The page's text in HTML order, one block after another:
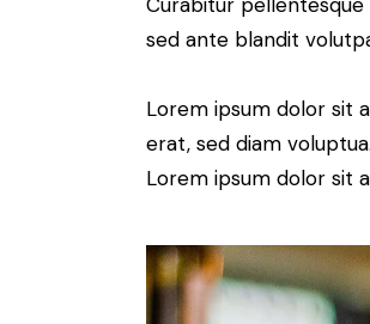
sed ante blandit
Lorem ipsum dolor sit
erat, sed diam
Lorem ipsum dolor sit